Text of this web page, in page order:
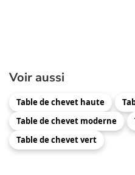
Voir aussi
Table de chevet haute
Table de chevet moderne
Table de chevet vert